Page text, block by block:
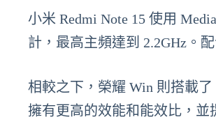
小米 Redmi Note 15 使用
計，最高主頻達到 2.2GHz。
相較之下，榮耀 Win 則搭載了
擁有更高的效能和能效比，並